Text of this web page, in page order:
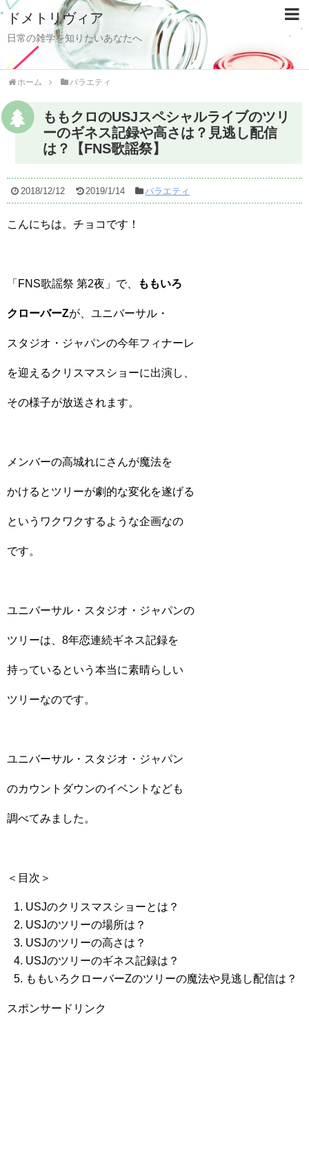
ドメトリヴィア
日常の雑学を知りたいあなたへ
ホーム バラエティ
ももクロのUSJスペシャルライブのツリ
ーのギネス記録や高さは？見逃し配信
は？【FNS歌謡祭】
2018/12/12 2019/1/14 バラエティ
こんにちは。チョコです！
「FNS歌謡祭 第2夜」で、 ももいろ
クローバーZが、ユニバーサル・
スタジオ・ジャパンの今年フィナーレ
を迎えるクリスマスショーに出演し、
その様子が放送されます。
メンバーの高城れにさんが魔法を
かけるとツリーが劇的な変化を遂げる
というワクワクするような企画なの
です。
ユニバーサル・スタジオ・ジャパンの
ツリーは、8年恋連続ギネス記録を
持っているという本当に素晴らしい
ツリーなのです。
ユニバーサル・スタジオ・ジャパン
のカウントダウンのイベントなども
調べてみました。
＜目次＞
USJのクリスマスショーとは？
USJのツリーの場所は？
USJのツリーの高さは？
USJのツリーのギネス記録は？
ももいろクローバーZのツリーの魔法や見逃し配信は？
スポンサードリンク